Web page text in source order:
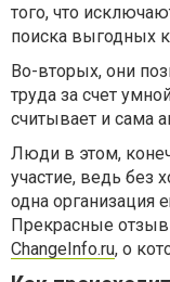
того, что
поиска выгодных
Во-вторых, они
труда за счет
считывает и сама
Люди в этом,
участие, ведь без
одна организация
Прекрасные
ChangeInfo.ru, о